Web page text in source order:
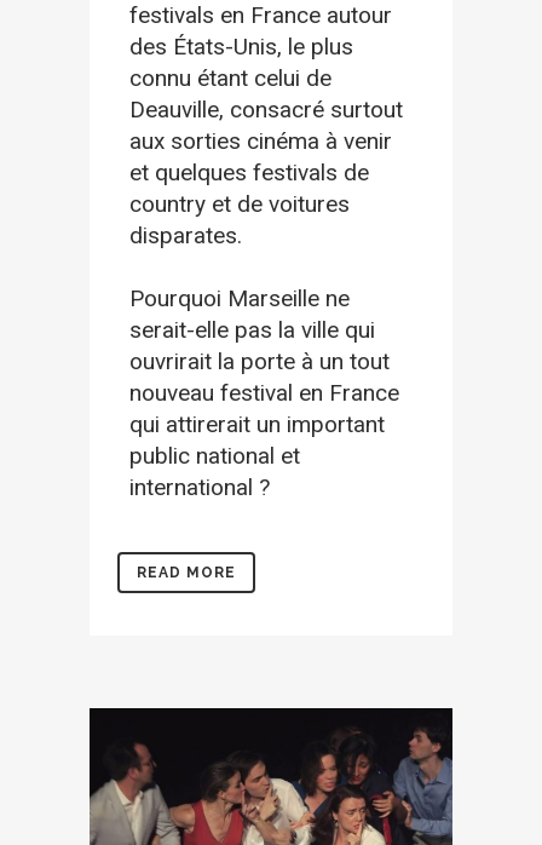
festivals en France autour
des États-Unis, le plus
connu étant celui de
Deauville, consacré surtout
aux sorties cinéma à venir
et quelques festivals de
country et de voitures
disparates.
Pourquoi Marseille ne
serait-elle pas la ville qui
ouvrirait la porte à un tout
nouveau festival en France
qui attirerait un important
public national et
international ?
READ MORE